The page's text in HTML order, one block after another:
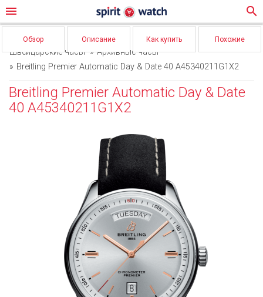
menu search
Обзор Описание Как купить Похожие
Швейцарские часы
Архивные часы
Breitling Premier Automatic Day & Date 40 A45340211G1X2
Breitling Premier Automatic Day & Date
40 A45340211G1X2